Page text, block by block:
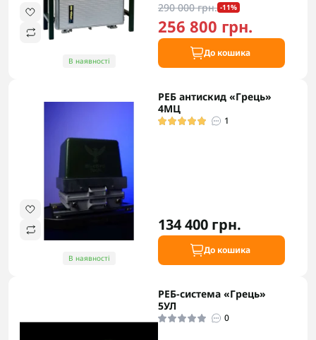
В наявності
290 000 грн. -11%
256 800 грн.
До кошика
В наявності
РЕБ антискид «Грець»
4МЦ
1
134 400 грн.
До кошика
РЕБ-система «Грець»
5УЛ
0